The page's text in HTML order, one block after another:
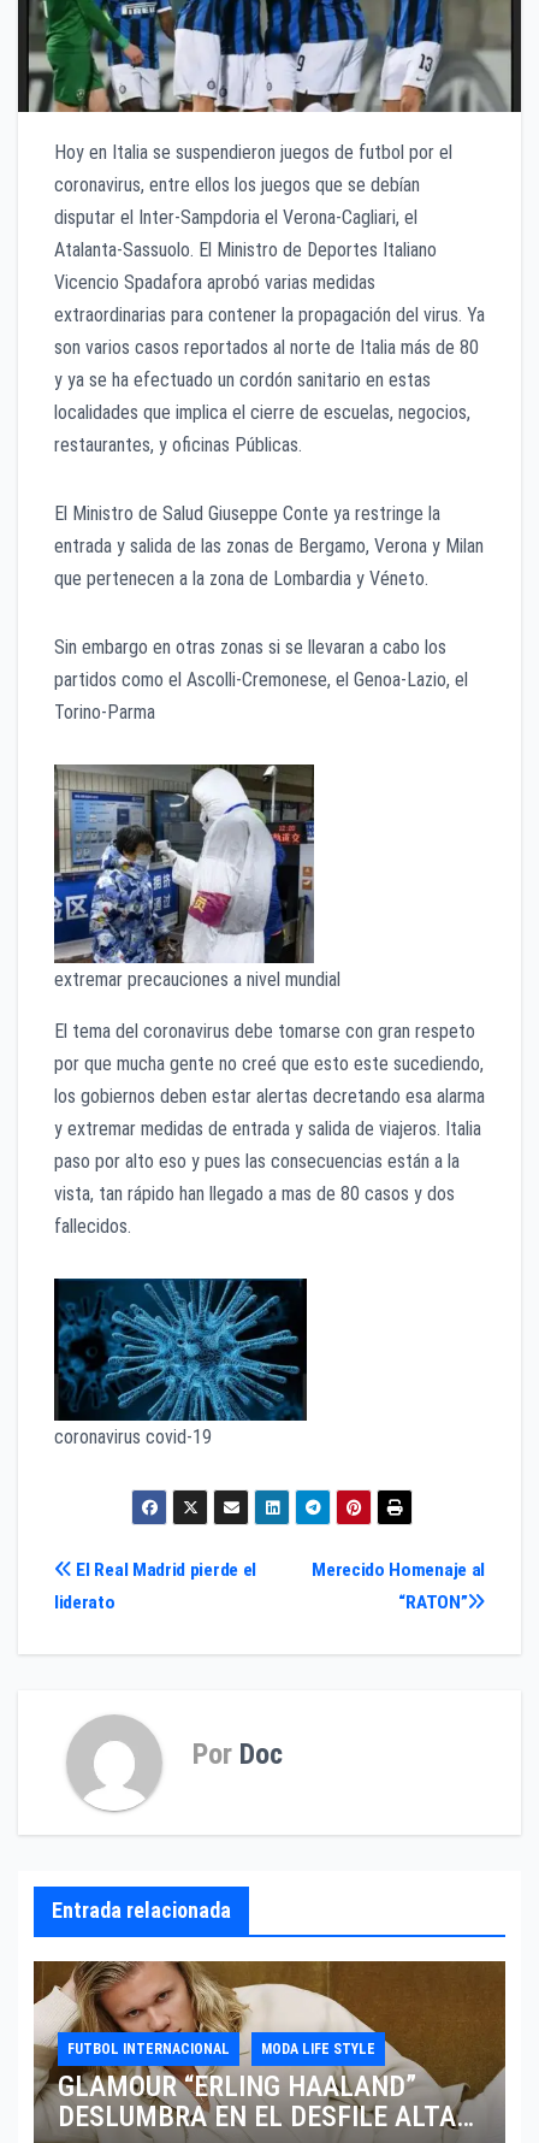
Hoy en Italia se suspendieron juegos de futbol por el
coronavirus, entre ellos los juegos que se debían
disputar el Inter-Sampdoria el Verona-Cagliari, el
Atalanta-Sassuolo. El Ministro de Deportes Italiano
Vicencio Spadafora aprobó varias medidas
extraordinarias para contener la propagación del virus. Ya
son varios casos reportados al norte de Italia más de 80
y ya se ha efectuado un cordón sanitario en estas
localidades que implica el cierre de escuelas, negocios,
restaurantes, y oficinas Públicas.
El Ministro de Salud Giuseppe Conte ya restringe la
entrada y salida de las zonas de Bergamo, Verona y Milan
que pertenecen a la zona de Lombardia y Véneto.
Sin embargo en otras zonas si se llevaran a cabo los
partidos como el Ascolli-Cremonese, el Genoa-Lazio, el
Torino-Parma
extremar precauciones a nivel mundial
El tema del coronavirus debe tomarse con gran respeto
por que mucha gente no creé que esto este sucediendo,
los gobiernos deben estar alertas decretando esa alarma
y extremar medidas de entrada y salida de viajeros. Italia
paso por alto eso y pues las consecuencias están a la
vista, tan rápido han llegado a mas de 80 casos y dos
fallecidos.
coronavirus covid-19
Navegación
Merecido Homenaje al
“RATON”
El Real Madrid pierde el
liderato
Por Doc
Entrada relacionada
FUTBOL INTERNACIONAL MODA LIFE STYLE
GLAMOUR “ERLING HAALAND”
DESLUMBRA EN EL DESFILE ALTA